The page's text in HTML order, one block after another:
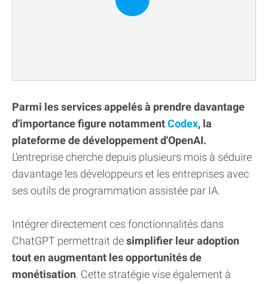
Parmi les services appelés à prendre davantage
d'importance figure notammentCodex, la
plateforme de développement d'OpenAI.
L'entreprise cherche depuis plusieurs mois à séduire
davantage les développeurs et les entreprises avec
ses outils de programmation assistée par IA.
Intégrer directement ces fonctionnalités dans
ChatGPT permettrait desimplifier leur adoption
tout en augmentant les opportunités de
monétisation. Cette stratégie vise également à